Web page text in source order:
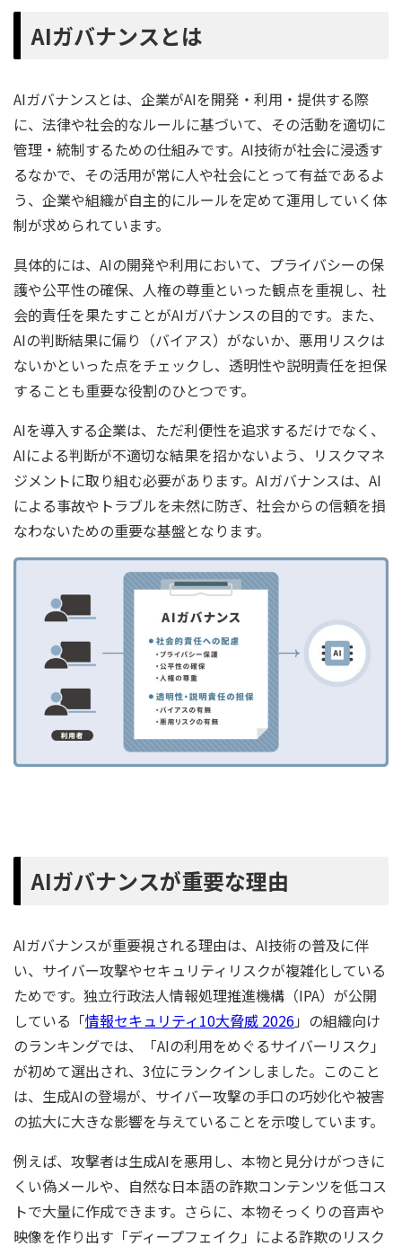
AIガバナンスとは
AIガバナンスとは、企業がAIを開発・利用・提供する際
に、法律や社会的なルールに基づいて、その活動を適切に
管理・統制するための仕組みです。AI技術が社会に浸透す
るなかで、その活用が常に人や社会にとって有益であるよ
う、企業や組織が自主的にルールを定めて運用していく体
制が求められています。
具体的には、AIの開発や利用において、プライバシーの保
護や公平性の確保、人権の尊重といった観点を重視し、社
会的責任を果たすことがAIガバナンスの目的です。また、
AIの判断結果に偏り（バイアス）がないか、悪用リスクは
ないかといった点をチェックし、透明性や説明責任を担保
することも重要な役割のひとつです。
AIを導入する企業は、ただ利便性を追求するだけでなく、
AIによる判断が不適切な結果を招かないよう、リスクマネ
ジメントに取り組む必要があります。AIガバナンスは、AI
による事故やトラブルを未然に防ぎ、社会からの信頼を損
なわないための重要な基盤となります。
AIガバナンスが重要な理由
AIガバナンスが重要視される理由は、AI技術の普及に伴
い、サイバー攻撃やセキュリティリスクが複雑化している
ためです。独立行政法人情報処理推進機構（IPA）が公開
している「情報セキュリティ10大脅威 2026」の組織向け
のランキングでは、「AIの利用をめぐるサイバーリスク」
が初めて選出され、3位にランクインしました。このこと
は、生成AIの登場が、サイバー攻撃の手口の巧妙化や被害
の拡大に大きな影響を与えていることを示唆しています。
例えば、攻撃者は生成AIを悪用し、本物と見分けがつきに
くい偽メールや、自然な日本語の詐欺コンテンツを低コス
トで大量に作成できます。さらに、本物そっくりの音声や
映像を作り出す「ディープフェイク」による詐欺のリスク